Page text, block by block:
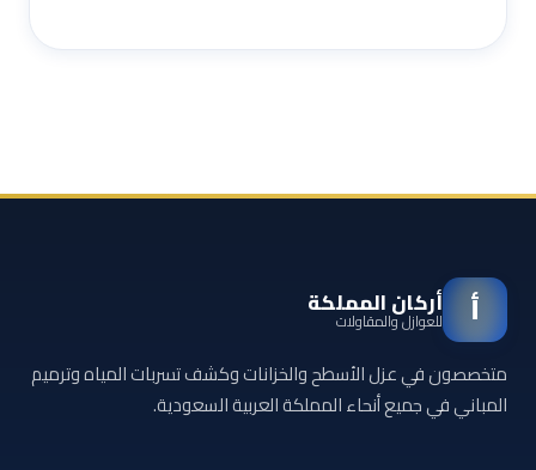
أ أركان المملكة
للعوازل والمقاولات
متخصصون في عزل الأسطح والخزانات وكشف تسربات المياه وترميم
المباني في جميع أنحاء المملكة العربية السعودية.